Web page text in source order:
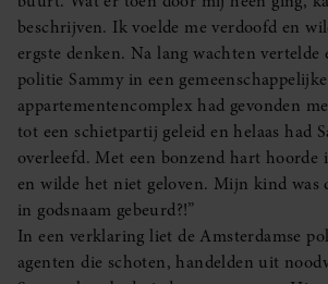
beschrijven. Ik voelde me verdoofd en
ergste denken. Na lang wachten vertelde
politie Sammy in een
appartementencomplex had gevonden
tot een schietpartij geleid en helaas had
overleefd. Met een bonzend hart hoorde
en wilde het niet geloven. Mijn kind was
in godsnaam gebeurd?!”
In een verklaring liet de Amsterdamse
agenten die schoten, handelden uit